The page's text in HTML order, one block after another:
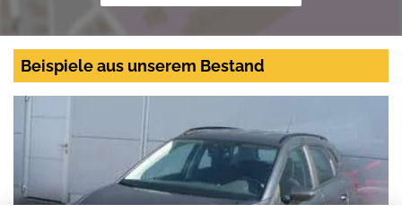
Beispiele aus unserem Bestand